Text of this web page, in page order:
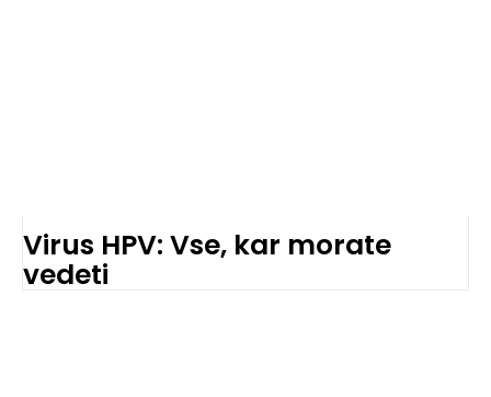
Virus HPV: Vse, kar morate
vedeti